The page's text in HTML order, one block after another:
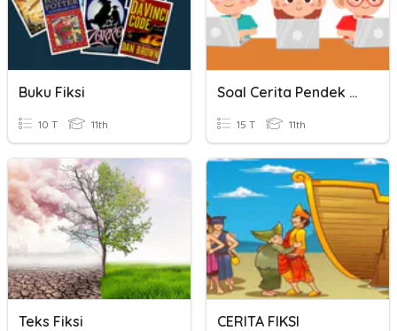
Buku Fiksi
10 T 11th
Soal Cerita Pendek Dan Cerita Fiksi
15 T 11th
Teks Fiksi CERITA FIKSI